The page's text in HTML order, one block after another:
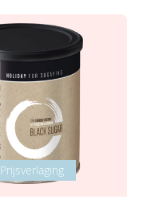
Prijsverlaging